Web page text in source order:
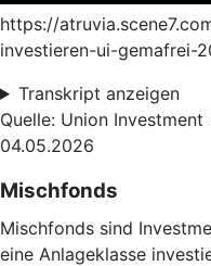
https://
investieren-ui-gemafrei-
Transkript anzeigen
Quelle: Union
04.05.2026
Mischfonds
Mischfonds sind
eine Anlageklasse